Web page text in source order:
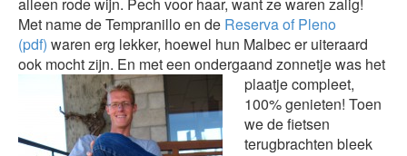
Met name de Tempranillo en de Reserva of Pleno
(pdf) waren erg lekker, hoewel hun Malbec er uiteraard
ook mocht zijn. En met een ondergaand zonnetje was het
plaatje compleet,
100% genieten! Toen
we de fietsen
terugbrachten bleek